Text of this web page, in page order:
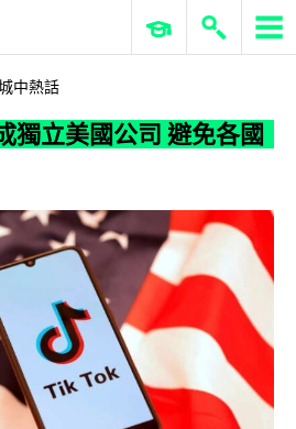
ERP 與商業 AI
中熱話
獨立美國公司 避免各國